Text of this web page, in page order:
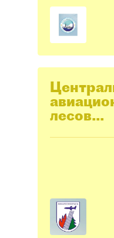
лесов